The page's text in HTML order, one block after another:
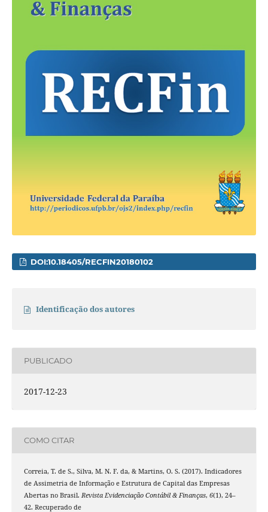
DOI:10.18405/RECFIN20180102
Identificação dos autores
PUBLICADO
2017-12-23
COMO CITAR
Correia, T. de S., Silva, M. N. F. da, & Martins, O. S. (2017). Indicadores
de Assimetria de Informação e Estrutura de Capital das Empresas
Abertas no Brasil. Revista Evidenciação Contábil & Finanças, 6(1), 24–
42. Recuperado de